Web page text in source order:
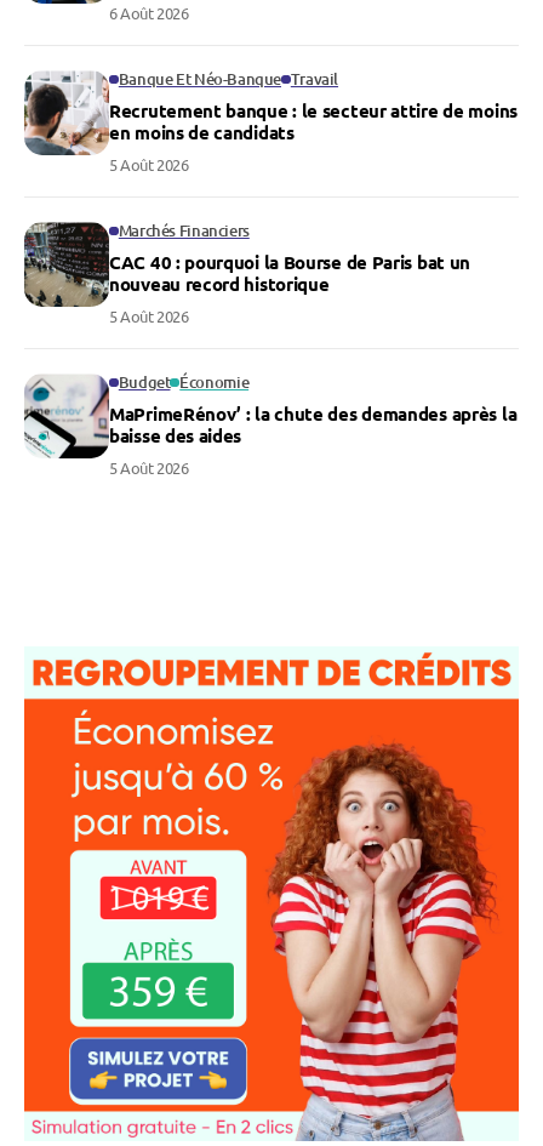
6 Août 2026
Banque Et Néo-Banque Travail
Recrutement banque : le secteur attire de moins
en moins de candidats
5 Août 2026
Marchés Financiers
CAC 40 : pourquoi la Bourse de Paris bat un
nouveau record historique
5 Août 2026
Budget Économie
MaPrimeRénov’ : la chute des demandes après la
baisse des aides
5 Août 2026